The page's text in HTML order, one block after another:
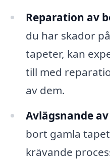
Reparation av
du har skador
tapeter, kan
till med
av dem.
Avlägsnande
bort gamla
krävande